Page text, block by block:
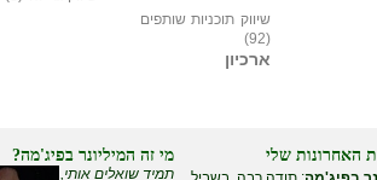
שיווק תוכניות שותפים
(92)
ארכיון
האחרונות שלי מי זה המיליונר בפיג'מה?
תמיד שואלים אותי,